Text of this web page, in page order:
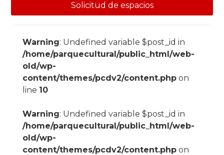
Solicitud de espacios
Warning: Undefined variable $post_id in
/home/parquecultural/public_html/web-
old/wp-
content/themes/pcdv2/content.phpon
line 10
Warning: Undefined variable $post_id in
/home/parquecultural/public_html/web-
old/wp-
content/themes/pcdv2/content.phpon